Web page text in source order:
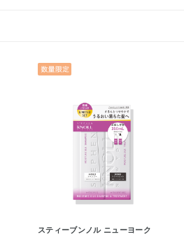
スティーブンノル ニューヨーク